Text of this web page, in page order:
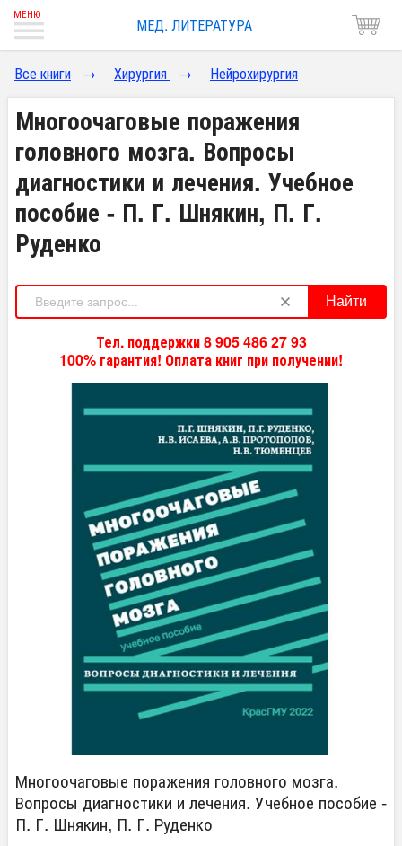
МЕД. ЛИТЕРАТУРА
Все книги → Хирургия → Нейрохирургия
Многоочаговые поражения
головного мозга. Вопросы
диагностики и лечения. Учебное
пособие - П. Г. Шнякин, П. Г.
Руденко
Найти
Тел. поддержки 8 905 486 27 93
100% гарантия! Оплата книг при получении!
Многоочаговые поражения головного мозга.
Вопросы диагностики и лечения. Учебное пособие -
П. Г. Шнякин, П. Г. Руденко